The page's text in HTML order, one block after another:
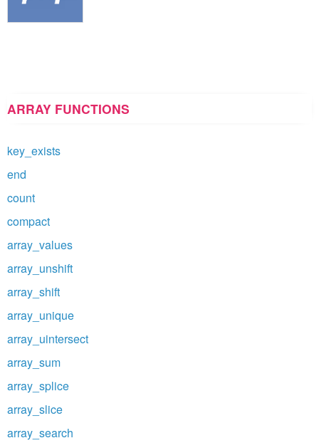
ARRAY FUNCTIONS
key_exists
end
count
compact
array_values
array_unshift
array_shift
array_unique
array_uintersect
array_sum
array_splice
array_slice
array_search